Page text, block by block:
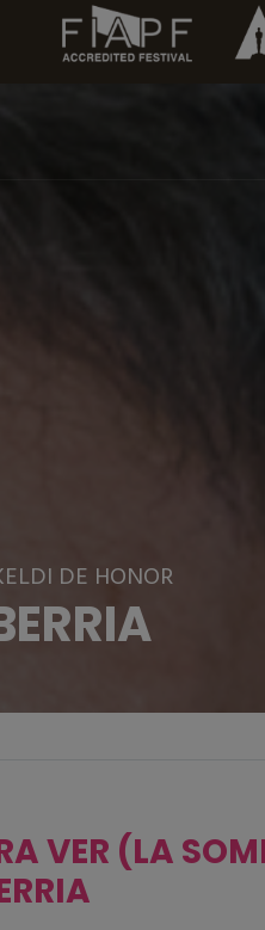
DE HONOR
VER (LA